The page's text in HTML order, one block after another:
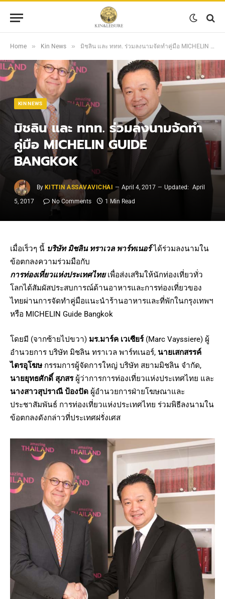
Home » Kin News » มิชลิน และ ททท. ร่วมลงนามจัดทำคู่มือ MICHELIN GUIDE BANGKOK
KIN NEWS
มิชลิน และ ททท. ร่วมลงนามจัดทำ
คู่มือ MICHELIN GUIDE
BANGKOK
By KITTIN ASSAVAVICHAI April 4, 2017 Updated: April
5, 2017
No Comments 1 Min Read
เมื่อเร็วๆ นี้ บริษัท มิชลิน ทราเวล พาร์ทเนอร์ ได้ร่วมลงนามใน
ข้อตกลงความร่วมมือกับ
การท่องเที่ยวแห่งประเทศไทยเพื่อส่งเสริมให้นักท่องเที่ยวทั่ว
โลกได้สัมผัสประสบการณ์ด้านอาหารและการท่องเที่ยวของ
ไทยผ่านการจัดทำคู่มือแนะนำร้านอาหารและที่พักในกรุงเทพฯ
หรือ MICHELIN Guide Bangkok
โดยมี (จากซ้ายไปขวา) มร.มาร์ค เวเซียร์(Marc Vayssiere) ผู้
อำนวยการ บริษัท มิชลิน ทราเวล พาร์ทเนอร์, นายเสกสรรค์
ไตรอุโฆษ กรรมการผู้จัดการใหญ่ บริษัท สยามมิชลิน จำกัด,
นายยุทธศักดิ์ สุภสร ผู้ว่าการการท่องเที่ยวแห่งประเทศไทย และ
นางสาวสุปราณี ป้องปัด ผู้อำนวยการฝ่ายโฆษณาและ
ประชาสัมพันธ์ การท่องเที่ยวแห่งประเทศไทย ร่วมพิธีลงนามใน
ข้อตกลงดังกล่าวที่ประเทศฝรั่งเศส